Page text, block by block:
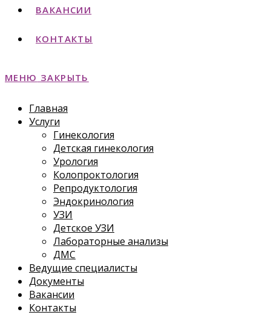
ВАКАНСИИ
КОНТАКТЫ
МЕНЮ ЗАКРЫТЬ
Главная
Услуги
Гинекология
Детская гинекология
Урология
Колопроктология
Репродуктология
Эндокринология
УЗИ
Детское УЗИ
Лабораторные анализы
ДМС
Ведущие специалисты
Документы
Вакансии
Контакты